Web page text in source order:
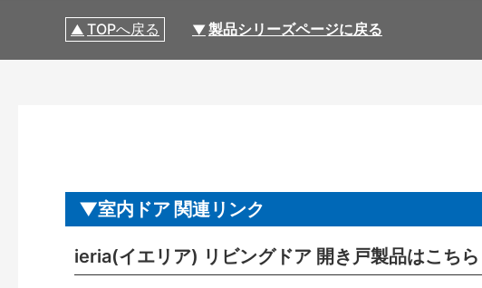
TOPへ戻る 製品シリーズページに戻る
室内ドア 関連リンク
ieria(イエリア) リビングドア 開き戸製品はこちら